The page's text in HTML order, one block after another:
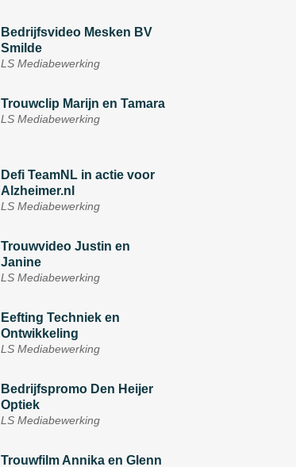
Bedrijfsvideo Mesken BV
Smilde
LS Mediabewerking
Trouwclip Marijn en Tamara
LS Mediabewerking
Defi TeamNL in actie voor
Alzheimer.nl
LS Mediabewerking
Trouwvideo Justin en
Janine
LS Mediabewerking
Eefting Techniek en
Ontwikkeling
LS Mediabewerking
Bedrijfspromo Den Heijer
Optiek
LS Mediabewerking
Trouwfilm Annika en Glenn